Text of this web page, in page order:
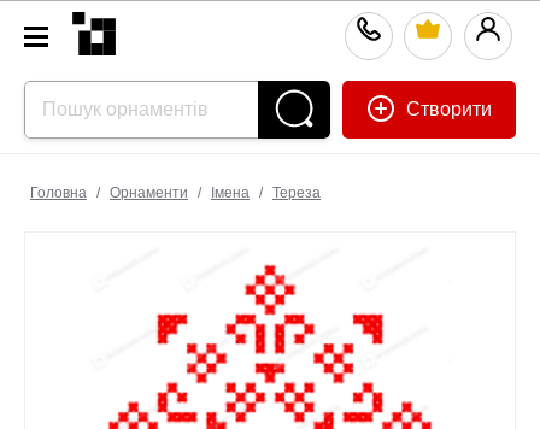
Створити
Головна / Орнаменти / Імена / Тереза